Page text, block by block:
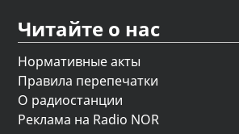
Читайте о нас
Нормативные акты
Правила перепечатки
О радиостанции
Реклама на Radio NOR